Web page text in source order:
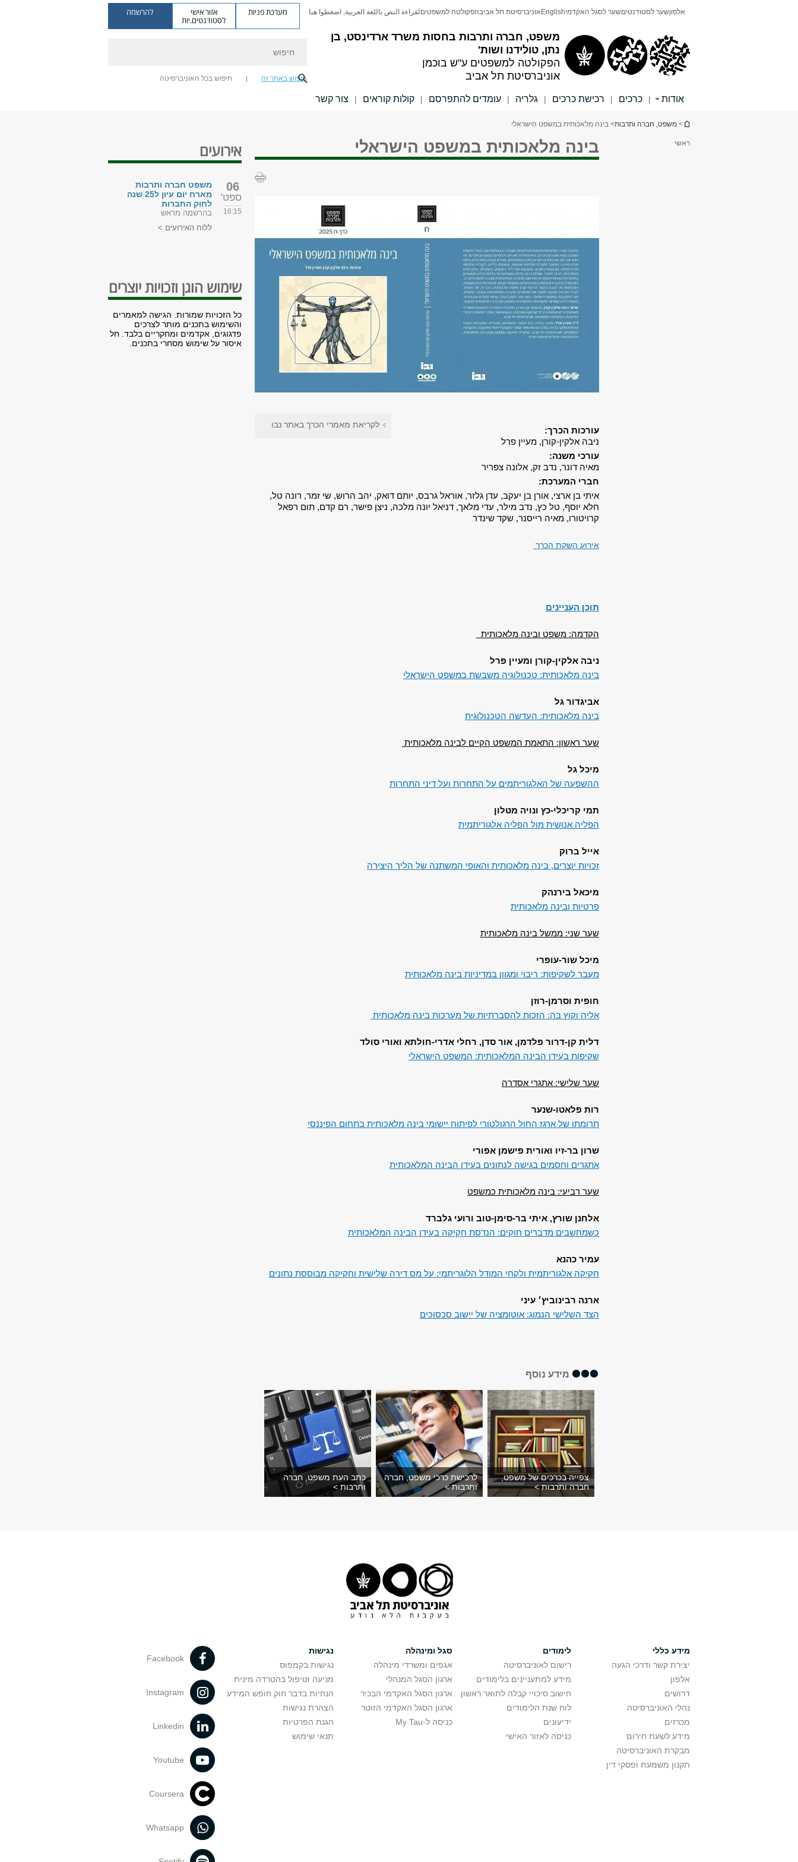
משפט, חברה ותרבות בחסות משרד ארדינסט, בן
נתן, טולידנו ושות'
הפקולטה למשפטים ע"ש בוכמן
אוניברסיטת תל אביב
אלפוןשער לסטודנטיםשער לסגל האקדמיEnglish אוניברסיטת תל אביבהפקולטה למשפטיםلقراءة النص باللغة العربية, اضغطوا هنا מערכת פניות אזור אישי
לסטודנטים.יות
להרשמה
חיפוש באתר זה חיפוש בכל האוניברסיטה
אודות | כרכים | רכישת כרכים | גלריה | עומדים להתפרסם | קולות קוראים | צור קשר
הינך נמצא כאן
> משפט, חברה ותרבות> בינה מלאכותית במשפט הישראלי
ראשי בינה מלאכותית במשפט הישראלי
לקריאת מאמרי הכרך באתר נבו
עורכות הכרך:
ניבה אלקין-קורן, מעיין פרל
עורכי משנה:
מאיה דונר, נדב זק, אלונה צפריר
חברי המערכת:
איתי בן ארצי, אורן בן יעקב, עדן גלזר, אוראל גרבס, יותם דואק, יהב הרוש, שי זמר, רונה טל,
חלא יוסף, טל כץ, נדב מילר, עדי מלאך, דניאל יונה מלכה, ניצן פישר, רם קדם, תום רפאל
קרויטורו, מאיה רייסנר, שקד שינדר
אירוע השקת הכרך
תוכן העניינים
הקדמה: משפט ובינה מלאכותית
ניבה אלקין-קורן ומעיין פרל
בינה מלאכותית: טכנולוגיה משבשת במשפט הישראלי
אביגדור גל
בינה מלאכותית: העדשה הטכנולוגית
שער ראשון: התאמת המשפט הקיים לבינה מלאכותית
מיכל גל
ההשפעה של האלגוריתמים על התחרות ועל דיני התחרות
תמי קריכלי-כץ ונויה מטלון
הפליה אנושית מול הפליה אלגוריתמית
אייל ברוק
זכויות יוצרים, בינה מלאכותית והאופי המשתנה של הליך היצירה
מיכאל בירנהק
פרטיות ובינה מלאכותית
שער שני: ממשל בינה מלאכותית
מיכל שור-עופרי
מעבר לשקיפות: ריבוי ומגוון במדיניות בינה מלאכותית
חופית וסרמן-רוזן
אליה וקוץ בה: הזכות להסברתיות של מערכות בינה מלאכותית
דלית קן-דרור פלדמן, אור סדן, רחלי אדרי-חולתא ואורי סולד
שקיפות בעידן הבינה המלאכותית: המשפט הישראלי
שער שלישי: אתגרי אסדרה
רות פלאטו-שנער
תרומתו של ארגז החול הרגולטורי לפיתוח יישומי בינה מלאכותית בתחום הפיננסי
שרון בר-זיו ואורית פישמן אפורי
אתגרים וחסמים בגישה לנתונים בעידן הבינה המלאכותית
שער רביעי: בינה מלאכותית כמשפט
אלחנן שורץ, איתי בר-סימן-טוב ורועי גלברד
כשמחשבים מדברים חוקים: הנדסת חקיקה בעידן הבינה המלאכותית
עמיר כהנא
חקיקה אלגוריתמית ולקחי המודל הלוגריתמי: על מס דירה שלישית וחקיקה מבוססת נתונים
ארנה רבינוביץ׳ עיני
הצד השלישי הנמוג: אוטומציה של יישוב סכסוכים
מידע נוסף
צפייה בכרכים של משפט,
חברה ותרבות >
לרכישת כרכי משפט, חברה
ותרבות >
כתב העת משפט, חברה
ותרבות >
אירועים
06
ספט'
16:15
משפט חברה ותרבות
מארח יום עיון ל25 שנה
לחוק החברות
בהרשמה מראש
ללוח האירועים >
שימוש הוגן וזכויות יוצרים
כל הזכויות שמורות. הגישה למאמרים
והשימוש בתכנים מותר לצרכים
פדגוגים, אקדמים ומחקריים בלבד. חל
איסור על שימוש מסחרי בתכנים.
מידע כללי
יצירת קשר ודרכי הגעה
אלפון
דרושים
נהלי האוניברסיטה
מכרזים
מידע לשעת חירום
מבקרת האוניברסיטה
תקנון משמעת ופסקי דין
לימודים
רישום לאוניברסיטה
מידע למתעניינים בלימודים
חישוב סיכויי קבלה לתואר ראשון
לוח שנת הלימודים
ידיעונים
כניסה לאזור האישי
סגל ומינהלה
אגפים ומשרדי מינהלה
ארגון הסגל המנהלי
ארגון הסגל האקדמי הבכיר
ארגון הסגל האקדמי הזוטר
כניסה ל-My Tau
נגישות
נגישות בקמפוס
מניעה וטיפול בהטרדה מינית
הנחיות בדבר חוק חופש המידע
הצהרת נגישות
הגנת הפרטיות
תנאי שימוש
Facebook
Instagram
Linkedin
Youtube
Coursera
Whatsapp